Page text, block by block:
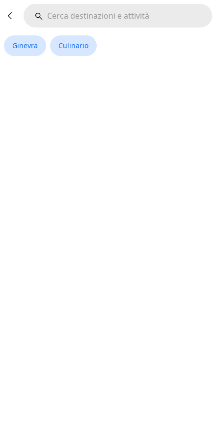
Ginevra Culinario